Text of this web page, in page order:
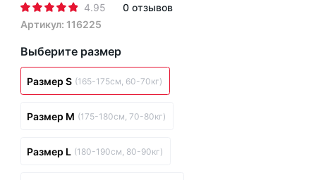
4.95
0 отзывов
Артикул: 116225
Выберите размер
Размер S (165-175см, 60-70кг)
Размер M (175-180см, 70-80кг)
Размер L (180-190см, 80-90кг)